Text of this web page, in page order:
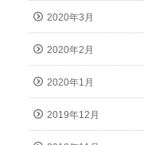
2020年3月
2020年2月
2020年1月
2019年12月